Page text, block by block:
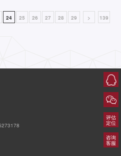
24 25 26 27 28 29 > 139
评估
定位
咨询
客服